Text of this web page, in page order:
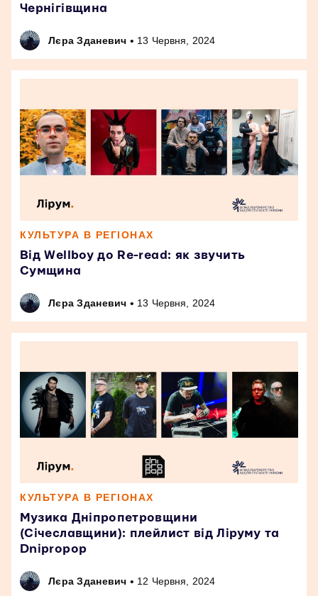
Чернігівщина
Лєра Зданевич • 13 Червня, 2024
КУЛЬТУРА В РЕГІОНАХ
Від Wellboy до Re-read: як звучить
Сумщина
Лєра Зданевич • 13 Червня, 2024
КУЛЬТУРА В РЕГІОНАХ
Музика Дніпропетровщини
(Січеславщини): плейлист від Ліруму та
Dnipropop
Лєра Зданевич • 12 Червня, 2024